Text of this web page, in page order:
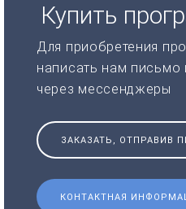
Купить
Для приобретения
написать нам
через мессенджеры
ЗАКАЗАТЬ, ОТПРАВИВ
КОНТАКТНАЯ